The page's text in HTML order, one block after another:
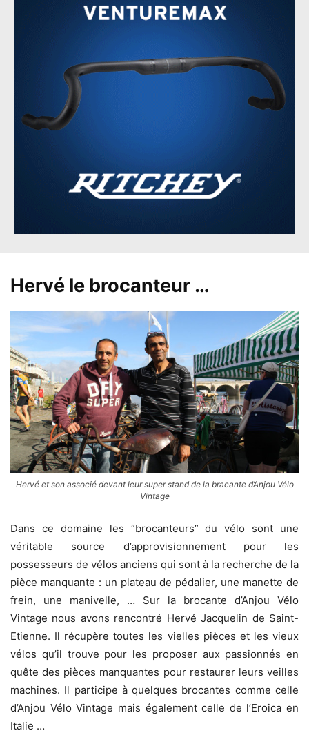
Hervé le brocanteur …
Hervé et son associé devant leur super stand de la bracante d’Anjou Vélo
Vintage
Dans ce domaine les “brocanteurs” du vélo sont une
véritable source d’approvisionnement pour les
possesseurs de vélos anciens qui sont à la recherche de la
pièce manquante : un plateau de pédalier, une manette de
frein, une manivelle, … Sur la brocante d’Anjou Vélo
Vintage nous avons rencontré Hervé Jacquelin de Saint-
Etienne. Il récupère toutes les vielles pièces et les vieux
vélos qu’il trouve pour les proposer aux passionnés en
quête des pièces manquantes pour restaurer leurs veilles
machines. Il participe à quelques brocantes comme celle
d’Anjou Vélo Vintage mais également celle de l’Eroica en
Italie …